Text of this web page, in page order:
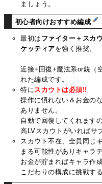
ましょう。
初心者向けおすすめ編成
最初は ファイター＋スカ
ケッティアを強く推奨。
近接+回復+魔法系or銃（
れた編成です。
特にスカウトは必須!!
操作に慣れない＆お金の
ありません。
自動で回復してくれます
高LVスカウトがいればサ
スカウト不在、全員同じ
まる可能性がありキャラ
お金が貯まればキャラ作
こだわりの構成に挑戦す